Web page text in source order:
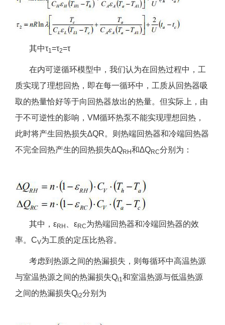
其中τ1=τ2=τ
在内可逆循环模型中，我们认为在回热过程中，工
质实现了理想回热，即在每一循环中，工质从回热器吸
取的热量恰好等于向回热器放出的热量。但实际上，由
于不可逆性的影响，VM循环热泵不能实现理想回热，
此时将产生回热损失∆QR。则热端回热器和冷端回热器
不完全回热产生的回热损失∆QRH和∆QRC分别为：
其中，εRH 、εRC为热端回热器和冷端回热器的效
率。CV为工质的定压比热容。
考虑到热源之间的热漏损失，则每循环中高温热源
与室温热源之间的热漏损失Qi1和室温热源与低温热源
之间的热漏损失Qi2分别为